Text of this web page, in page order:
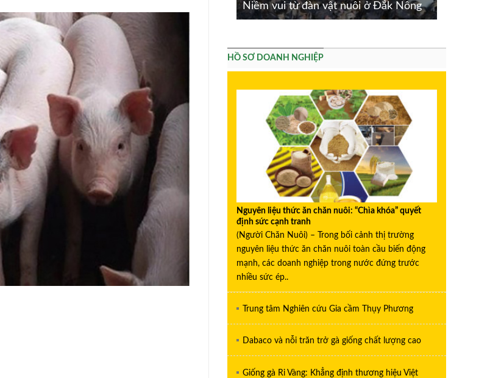
Niềm vui từ đàn vật nuôi ở Đắk Nông
HỒ SƠ DOANH NGHIỆP
Nguyên liệu thức ăn chăn nuôi: “Chìa khóa” quyết
định sức cạnh tranh
(Người Chăn Nuôi) – Trong bối cảnh thị trường
nguyên liệu thức ăn chăn nuôi toàn cầu biến động
mạnh, các doanh nghiệp trong nước đứng trước
nhiều sức ép..
Trung tâm Nghiên cứu Gia cầm Thụy Phương
Dabaco và nỗi trăn trở gà giống chất lượng cao
Giống gà Ri Vàng: Khẳng định thương hiệu Việt